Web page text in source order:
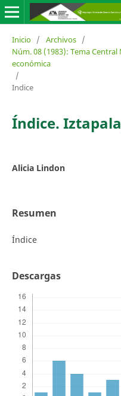
Inicio / Archivos /
Núm. 08 (1983): Tema
económica
/
Indice
Índice.
Alicia Lindon
Resumen
Índice
Descargas